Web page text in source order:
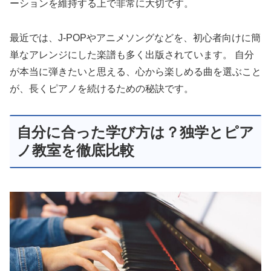
ーションを維持する上で非常に大切です。
最近では、J-POPやアニメソングなどを、初心者向けに簡
単なアレンジにした楽譜も多く出版されています。 自分
が本当に弾きたいと思える、心から楽しめる曲を選ぶこと
が、長くピアノを続けるための秘訣です。
自分に合った学び方は？独学とピア
ノ教室を徹底比較